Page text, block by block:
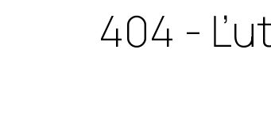
404 -